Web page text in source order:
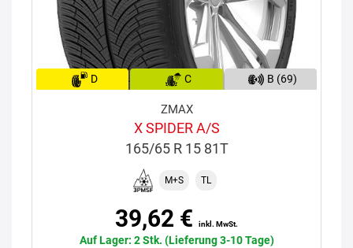
D C B (69)
ZMAX
X SPIDER A/S
165/65 R 15 81T
M+S TL
39,62 € inkl. MwSt.
Auf Lager: 2 Stk. (Lieferung 3-10 Tage)